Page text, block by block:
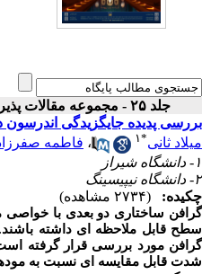
جلد ۲۵ - مجموعه مقالات پذیرفته و ارائه شده در بیست و پنجمین کنفرانس اپتیک و فوتونیک ایران
بررسی پدیده جایگزیدگی اندرسون
میلاد ثانی*۱ ، فاطمه
۱- دانشگاه شیراز
۲- دانشگاه نیپیسینگ
چکیده:
(۲۷۳۴ مشاهده)
گرافن ساختاری دو بعدی با
سطح قابل ملاحظه ای داشته
گرافن مورد بررسی قرار گرفته
شدت قابل مقایسه ای نسبت به